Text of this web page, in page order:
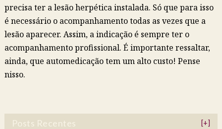
precisa ter a lesão herpética instalada. Só que para isso
é necessário o acompanhamento todas as vezes que a
lesão aparecer. Assim, a indicação é sempre ter o
acompanhamento profissional. É importante ressaltar,
ainda, que automedicação tem um alto custo! Pense
nisso.
Posts Recentes [+]